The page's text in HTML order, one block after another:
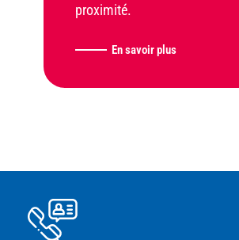
proximité.
En savoir plus